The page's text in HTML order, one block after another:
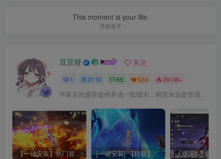
This moment is your life.
活在当下
豆豆呀 关注
1 3110 65 524 391W+
平富足的盛世徒然养成一批懦夫，困苦永远是坚强之母
【一键安装】热门冒险策略类游戏崩坏：星穹铁道全新2.3版本一键端+一键代理+一键启动+免虚拟机 [一键安装] 【转载】原神3.4真端服务端+源码+配套客户端+详尽说明+GM工具+源码说明文件